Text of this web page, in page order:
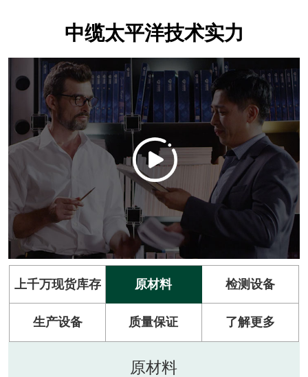
中缆太平洋技术实力
上千万现货库存 原材料 检测设备
生产设备 质量保证 了解更多
原材料